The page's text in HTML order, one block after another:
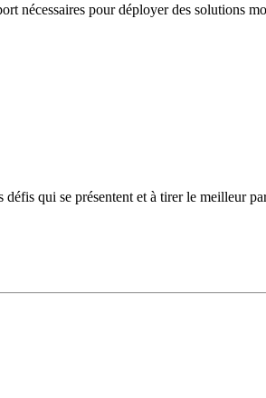
nécessaires pour déployer des solutions
qui se présentent et à tirer le meilleur